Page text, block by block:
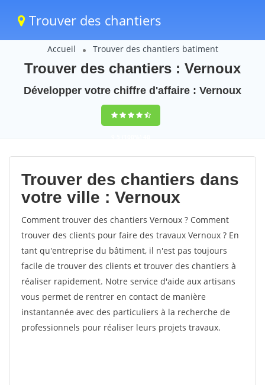
Trouver des chantiers
Accueil Trouver des chantiers batiment
Trouver des chantiers : Vernoux
Développer votre chiffre d'affaire : Vernoux
9,5(100%)40
votes
Trouver des chantiers dans
votre ville : Vernoux
Comment trouver des chantiers Vernoux ? Comment
trouver des clients pour faire des travaux Vernoux ? En
tant qu'entreprise du bâtiment, il n'est pas toujours
facile de trouver des clients et trouver des chantiers à
réaliser rapidement. Notre service d'aide aux artisans
vous permet de rentrer en contact de manière
instantannée avec des particuliers à la recherche de
professionnels pour réaliser leurs projets travaux.